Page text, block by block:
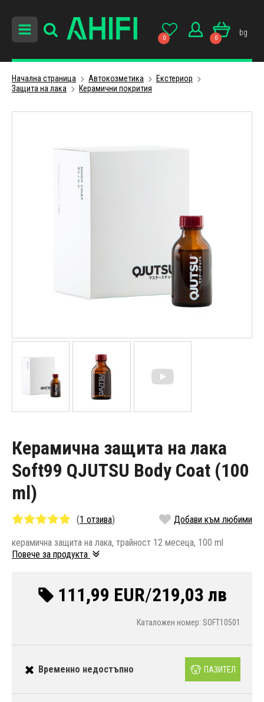
0 0
bg
Начална страница Автокозметика
Екстериор
Защита на лака
Керамични покрития
Керамична защита на лака
Soft99 QJUTSU Body Coat (100
ml)
(1 отзива) Добави към любими
керамична защита на лака, трайност 12 месеца, 100 ml
Повече за продукта
111,99 EUR/219,03 лв
Каталожен номер: SOFT10501
Временно недостъпно ПАЗИТЕЛ